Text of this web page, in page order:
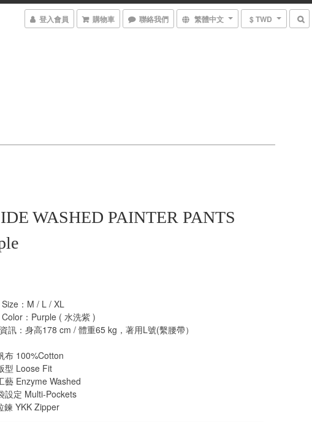
登入會員 購物車 聯絡我們 繁體中文 $ TWD
WASHED PAINTER PANTS
Size：M / L / XL
Color：Purple ( 水洗紫 )
訊：身高178 cm / 體重65 kg，著用L號(繫腰帶）
布 100%Cotton
型 Loose Fit
藝 Enzyme Washed
設定 Multi-Pockets
鍊 YKK Zipper